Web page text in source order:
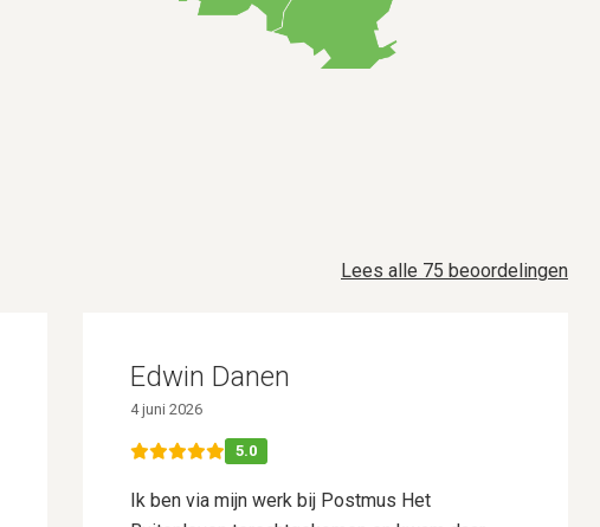
Lees alle 75 beoordelingen
Edwin Danen
4 juni 2026
5.0
Ik ben via mijn werk bij Postmus Het